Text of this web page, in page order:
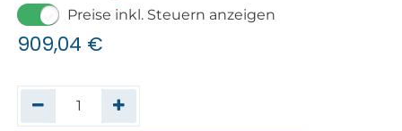
Preise inkl. Steuern anzeigen
909,04 €